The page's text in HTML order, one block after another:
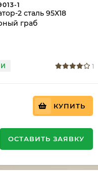
1
2 сталь 95Х18
граб
1
КУПИТЬ
ОСТАВИТЬ ЗАЯВКУ